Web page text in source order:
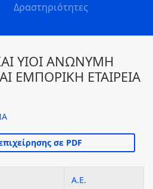
Δραστηριότητες
ΥΙΟΙ ΑΝΩΝΥΜΗ
ΕΜΠΟΡΙΚΗ ΕΤΑΙΡΕΙΑ
Α.Ε.